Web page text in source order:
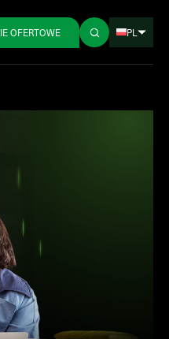
OFERTOWE PL